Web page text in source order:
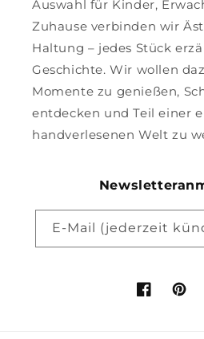
Auswahl für Kinder,
Zuhause verbinden wir
Haltung – jedes Stück
Geschichte. Wir wollen
Momente zu genießen,
entdecken und Teil einer
handverlesenen Welt zu
E-Mail (jederzeit
Facebook